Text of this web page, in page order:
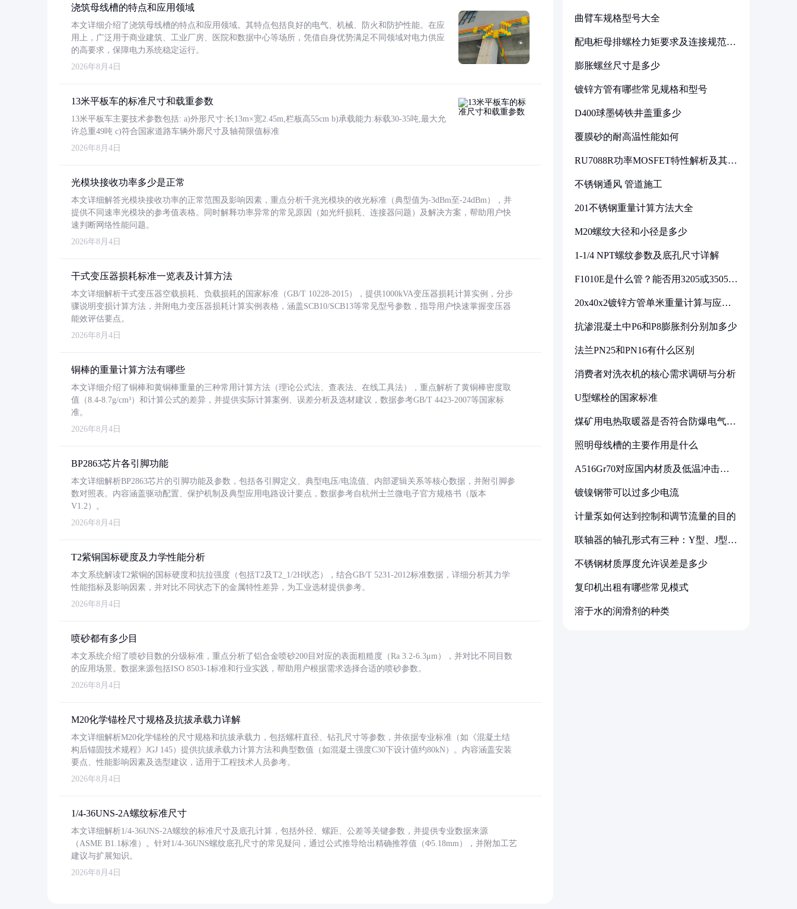
浇筑母线槽的特点和应用领域
本文详细介绍了浇筑母线槽的特点和应用领域。其特点包括良好的电气、机械、防火和防护性能。在应
用上，广泛用于商业建筑、工业厂房、医院和数据中心等场所，凭借自身优势满足不同领域对电力供应
的高要求，保障电力系统稳定运行。
2026年8月4日
13米平板车的标准尺寸和载重参数
13米平板车主要技术参数包括: a)外形尺寸:长13m×宽2.45m,栏板高55cm b)承载能力:标载30-35吨,最大允
许总重49吨 c)符合国家道路车辆外廓尺寸及轴荷限值标准
2026年8月4日
光模块接收功率多少是正常
本文详细解答光模块接收功率的正常范围及影响因素，重点分析千兆光模块的收光标准（典型值为-3dBm至-24dBm），并
提供不同速率光模块的参考值表格。同时解释功率异常的常见原因（如光纤损耗、连接器问题）及解决方案，帮助用户快
速判断网络性能问题。
2026年8月4日
干式变压器损耗标准一览表及计算方法
本文详细解析干式变压器空载损耗、负载损耗的国家标准（GB/T 10228-2015），提供1000kVA变压器损耗计算实例，分步
骤说明变损计算方法，并附电力变压器损耗计算实例表格，涵盖SCB10/SCB13等常见型号参数，指导用户快速掌握变压器
能效评估要点。
2026年8月4日
铜棒的重量计算方法有哪些
本文详细介绍了铜棒和黄铜棒重量的三种常用计算方法（理论公式法、查表法、在线工具法），重点解析了黄铜棒密度取
值（8.4-8.7g/cm³）和计算公式的差异，并提供实际计算案例、误差分析及选材建议，数据参考GB/T 4423-2007等国家标
准。
2026年8月4日
BP2863芯片各引脚功能
本文详细解析BP2863芯片的引脚功能及参数，包括各引脚定义、典型电压/电流值、内部逻辑关系等核心数据，并附引脚参
数对照表。内容涵盖驱动配置、保护机制及典型应用电路设计要点，数据参考自杭州士兰微电子官方规格书（版本
V1.2）。
2026年8月4日
T2紫铜国标硬度及力学性能分析
本文系统解读T2紫铜的国标硬度和抗拉强度（包括T2及T2_1/2H状态），结合GB/T 5231-2012标准数据，详细分析其力学
性能指标及影响因素，并对比不同状态下的金属特性差异，为工业选材提供参考。
2026年8月4日
喷砂都有多少目
本文系统介绍了喷砂目数的分级标准，重点分析了铝合金喷砂200目对应的表面粗糙度（Ra 3.2-6.3μm），并对比不同目数
的应用场景。数据来源包括ISO 8503-1标准和行业实践，帮助用户根据需求选择合适的喷砂参数。
2026年8月4日
M20化学锚栓尺寸规格及抗拔承载力详解
本文详细解析M20化学锚栓的尺寸规格和抗拔承载力，包括螺杆直径、钻孔尺寸等参数，并依据专业标准（如《混凝土结
构后锚固技术规程》JGJ 145）提供抗拔承载力计算方法和典型数值（如混凝土强度C30下设计值约80kN）。内容涵盖安装
要点、性能影响因素及选型建议，适用于工程技术人员参考。
2026年8月4日
1/4-36UNS-2A螺纹标准尺寸
本文详细解析1/4-36UNS-2A螺纹的标准尺寸及底孔计算，包括外径、螺距、公差等关键参数，并提供专业数据来源
（ASME B1.1标准）。针对1/4-36UNS螺纹底孔尺寸的常见疑问，通过公式推导给出精确推荐值（Φ5.18mm），并附加工艺
建议与扩展知识。
2026年8月4日
曲臂车规格型号大全
配电柜母排螺栓力矩要求及连接规范详
膨胀螺丝尺寸是多少
镀锌方管有哪些常见规格和型号
D400球墨铸铁井盖重多少
覆膜砂的耐高温性能如何
RU7088R功率MOSFET特性解析及其在
不锈钢通风 管道施工
201不锈钢重量计算方法大全
M20螺纹大径和小径是多少
1-1/4 NPT螺纹参数及底孔尺寸详解
F1010E是什么管？能否用3205或3505代
20x40x2镀锌方管单米重量计算与应用
抗渗混凝土中P6和P8膨胀剂分别加多少
法兰PN25和PN16有什么区别
消费者对洗衣机的核心需求调研与分析
U型螺栓的国家标准
煤矿用电热取暖器是否符合防爆电气设
照明母线槽的主要作用是什么
A516Gr70对应国内材质及低温冲击要
镀镍钢带可以过多少电流
计量泵如何达到控制和调节流量的目的
联轴器的轴孔形式有三种：Y型、J型、
不锈钢材质厚度允许误差是多少
复印机出租有哪些常见模式
溶于水的润滑剂的种类